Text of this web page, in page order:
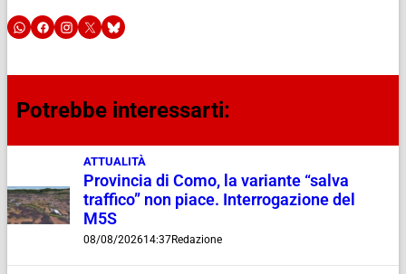
Potrebbe interessarti:
ATTUALITÀ
Provincia di Como, la variante “salva
traffico” non piace. Interrogazione del
M5S
08/08/202614:37Redazione